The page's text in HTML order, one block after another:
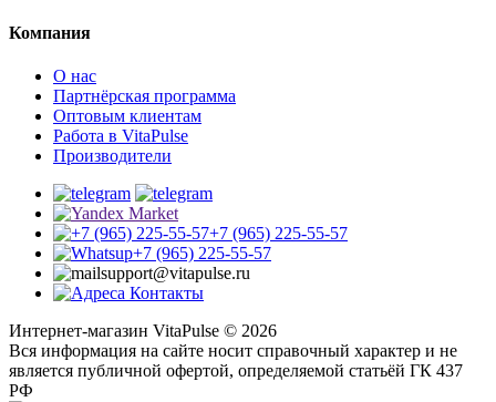
Компания
О нас
Партнёрская программа
Оптовым клиентам
Работа в VitaPulse
Производители
+7 (965) 225-55-57
+7 (965) 225-55-57
support@vitapulse.ru
Контакты
Интернет-магазин VitaPulse © 2026
Вся информация на сайте носит справочный характер и не
является публичной офертой, определяемой статьёй ГК 437
РФ